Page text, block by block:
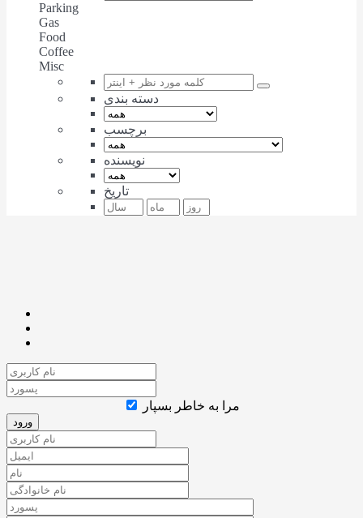
Parking
Gas
Food
Coffee
Misc
دسته بندی
برچسب
نویسنده
تاریخ
مرا به خاطر بسپار